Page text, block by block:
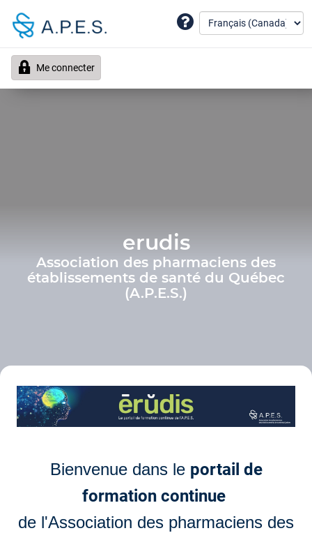
Me connecter
erudis
Association des pharmaciens des
établissements de santé du Québec
(A.P.E.S.)
Bienvenue dans le portail de
formation continue
de l'Association des pharmaciens des